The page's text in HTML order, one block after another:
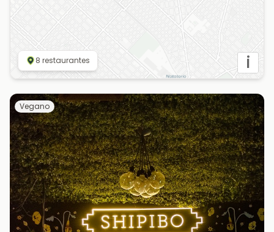
Vegano
i
8 restaurantes